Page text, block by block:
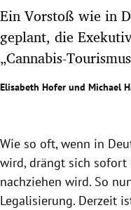
Untermenü
Untermenü
Untermenü
Untermenü
Ein Vorstoß wie in
geplant, die
„Cannabis-
Elisabeth Hofer und Michael
Wie so oft, wenn in
wird, drängt sich sofort
nachziehen wird. So
Legalisierung. Derzeit